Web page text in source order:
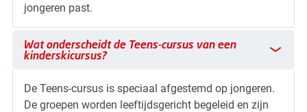
jongeren past.
Wat onderscheidt de Teens-cursus van een kinderskicursus?
Wat onderscheidt de Teens-cursus van een
kinderskicursus?
De Teens-cursus is speciaal afgestemd op jongeren.
De groepen worden leeftijdsgericht begeleid en zijn